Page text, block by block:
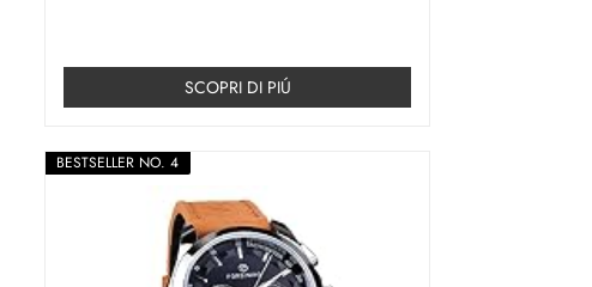
SCOPRI DI PIÚ
BESTSELLER NO. 4